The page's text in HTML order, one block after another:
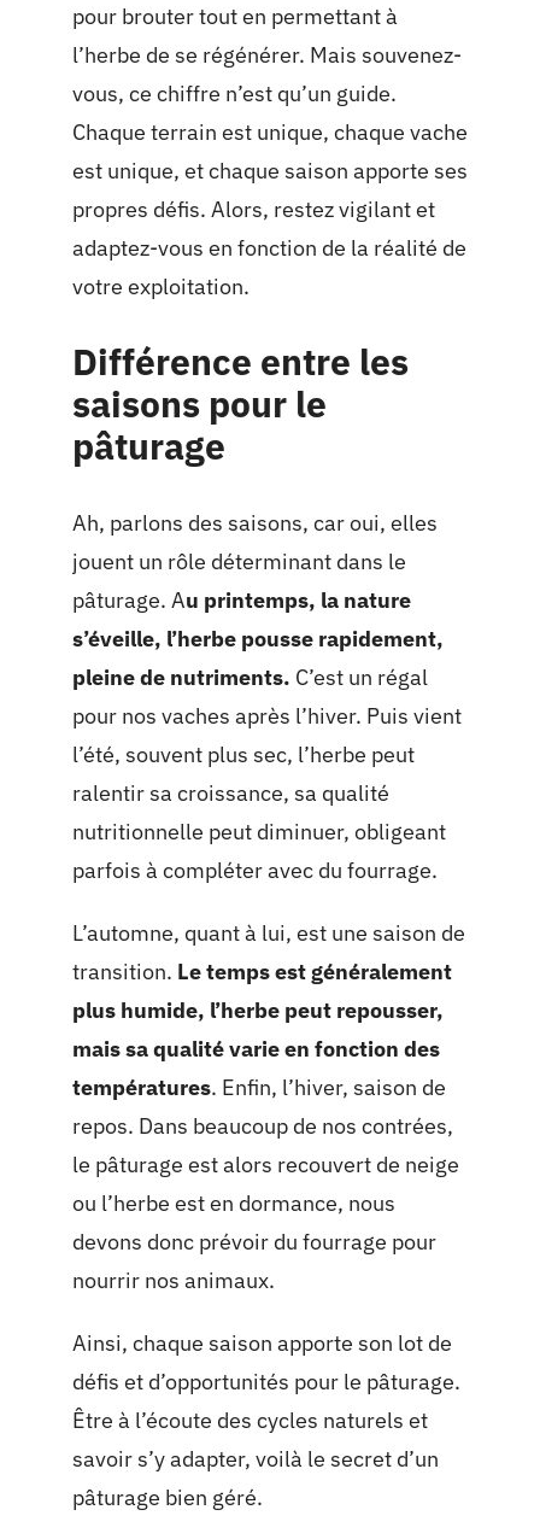
pour brouter tout en permettant à
l’herbe de se régénérer. Mais souvenez-
vous, ce chiffre n’est qu’un guide.
Chaque terrain est unique, chaque vache
est unique, et chaque saison apporte ses
propres défis. Alors, restez vigilant et
adaptez-vous en fonction de la réalité de
votre exploitation.
Différence entre les
saisons pour le
pâturage
Ah, parlons des saisons, car oui, elles
jouent un rôle déterminant dans le
pâturage. Au printemps, la nature
s’éveille, l’herbe pousse rapidement,
pleine de nutriments. C’est un régal
pour nos vaches après l’hiver. Puis vient
l’été, souvent plus sec, l’herbe peut
ralentir sa croissance, sa qualité
nutritionnelle peut diminuer, obligeant
parfois à compléter avec du fourrage.
L’automne, quant à lui, est une saison de
transition. Le temps est généralement
plus humide, l’herbe peut repousser,
mais sa qualité varie en fonction des
températures. Enfin, l’hiver, saison de
repos. Dans beaucoup de nos contrées,
le pâturage est alors recouvert de neige
ou l’herbe est en dormance, nous
devons donc prévoir du fourrage pour
nourrir nos animaux.
Ainsi, chaque saison apporte son lot de
défis et d’opportunités pour le pâturage.
Être à l’écoute des cycles naturels et
savoir s’y adapter, voilà le secret d’un
pâturage bien géré.